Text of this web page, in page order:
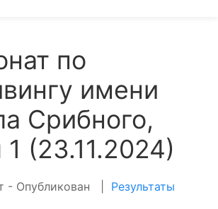
по
имени
Срибного,
(23.11.2024)
- Опубликован Результаты